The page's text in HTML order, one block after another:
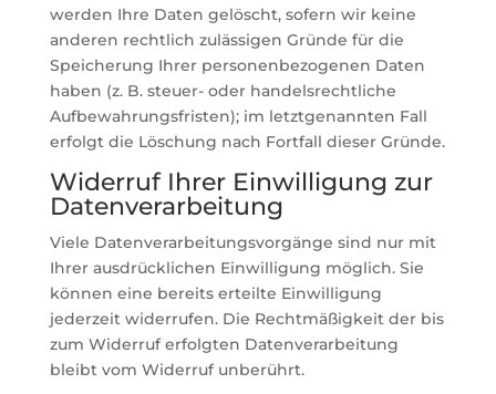
werden Ihre Daten gelöscht, sofern wir keine
anderen rechtlich zulässigen Gründe für die
Speicherung Ihrer personenbezogenen Daten
haben (z. B. steuer- oder handelsrechtliche
Aufbewahrungsfristen); im letztgenannten Fall
erfolgt die Löschung nach Fortfall dieser Gründe.
Widerruf Ihrer Einwilligung zur
Datenverarbeitung
Viele Datenverarbeitungsvorgänge sind nur mit
Ihrer ausdrücklichen Einwilligung möglich. Sie
können eine bereits erteilte Einwilligung
jederzeit widerrufen. Die Rechtmäßigkeit der bis
zum Widerruf erfolgten Datenverarbeitung
bleibt vom Widerruf unberührt.